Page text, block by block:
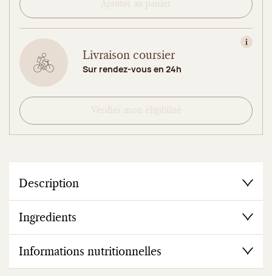
Ajouter au panier
Livraison coursier
Sur rendez-vous en 24h
Vérifier mon éligibilité
Description
Ingredients
Informations nutritionnelles